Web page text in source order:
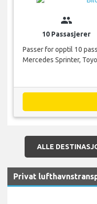
group
10 Passasjerer
Passer for opptil 10
Mercedes Sprinter,
ALLE
Privat